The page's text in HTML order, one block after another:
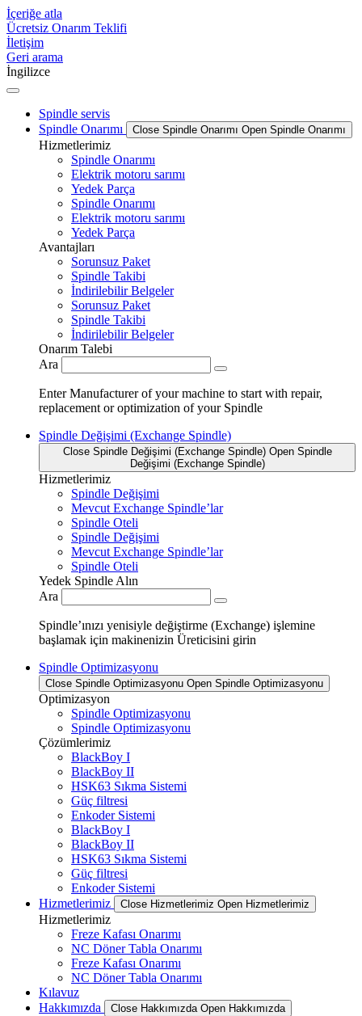
İçeriğe atla
Ücretsiz Onarım Teklifi
İletişim
Geri arama
İngilizce
Spindle servis
Spindle Onarımı
Close Spindle Onarımı Open Spindle Onarımı
Hizmetlerimiz
Spindle Onarımı
Elektrik motoru sarımı
Yedek Parça
Spindle Onarımı
Elektrik motoru sarımı
Yedek Parça
Avantajları
Sorunsuz Paket
Spindle Takibi
İndirilebilir Belgeler
Sorunsuz Paket
Spindle Takibi
İndirilebilir Belgeler
Onarım Talebi
Ara
Enter Manufacturer of your machine to start with repair,
replacement or optimization of your Spindle
Spindle Değişimi (Exchange Spindle)
Close Spindle Değişimi (Exchange Spindle) Open Spindle
Değişimi (Exchange Spindle)
Hizmetlerimiz
Spindle Değişimi
Mevcut Exchange Spindle’lar
Spindle Oteli
Spindle Değişimi
Mevcut Exchange Spindle’lar
Spindle Oteli
Yedek Spindle Alın
Ara
Spindle’ınızı yenisiyle değiştirme (Exchange) işlemine
başlamak için makinenizin Üreticisini girin
Spindle Optimizasyonu
Close Spindle Optimizasyonu Open Spindle Optimizasyonu
Optimizasyon
Spindle Optimizasyonu
Spindle Optimizasyonu
Çözümlerimiz
BlackBoy I
BlackBoy II
HSK63 Sıkma Sistemi
Güç filtresi
Enkoder Sistemi
BlackBoy I
BlackBoy II
HSK63 Sıkma Sistemi
Güç filtresi
Enkoder Sistemi
Hizmetlerimiz
Close Hizmetlerimiz Open Hizmetlerimiz
Hizmetlerimiz
Freze Kafası Onarımı
NC Döner Tabla Onarımı
Freze Kafası Onarımı
NC Döner Tabla Onarımı
Kılavuz
Hakkımızda
Close Hakkımızda Open Hakkımızda